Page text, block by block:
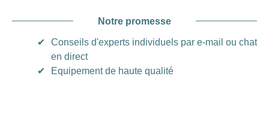
Notre promesse
✔
Conseils d'experts individuels par e-mail ou chat
en direct
✔
Equipement de haute qualité